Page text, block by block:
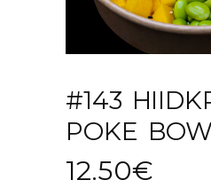
#143
POKE
12.50€